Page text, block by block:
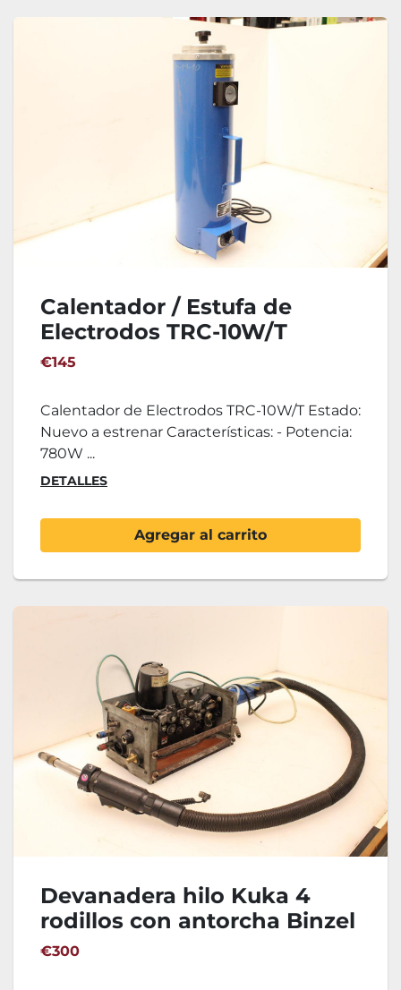
Calentador / Estufa de
Electrodos TRC-10W/T
€145
Calentador de Electrodos TRC-10W/T Estado:
Nuevo a estrenar Características: - Potencia:
780W ...
DETALLES
Agregar al carrito
Devanadera hilo Kuka 4
rodillos con antorcha Binzel
€300